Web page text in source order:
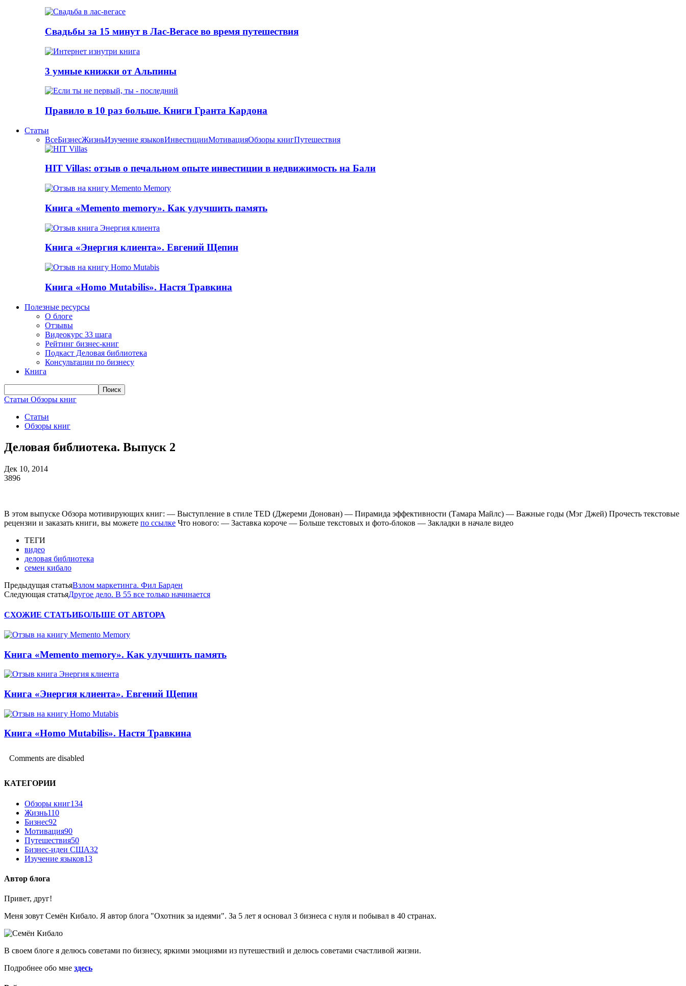
Свадьбы за 15 минут в Лас-Вегасе во время путешествия
3 умные книжки от Альпины
Правило в 10 раз больше. Книги Грантa Кардона
Статьи
ВсеБизнесЖизньИзучение языковИнвестицииМотивацияОбзоры книгПутешествия
HIT Villas: отзыв о печальном опыте инвестиции в недвижимость на Бали
Книга «Memento memory». Как улучшить память
Книга «Энергия клиента». Евгений Щепин
Книга «Homo Mutabilis». Настя Травкина
Полезные ресурсы
О блоге
Отзывы
Видеокурс 33 шага
Рейтинг бизнес-книг
Подкаст Деловая библиотека
Консультации по бизнесу
Книга
Статьи Обзоры книг
Статьи
Обзоры книг
Деловая библиотека. Выпуск 2
Дек 10, 2014
3896
В этом выпуске Обзора мотивирующих книг: — Выступление в стиле TED (Джереми Донован) — Пирамида эффективности (Тамара Майлс) — Важные годы (Мэг Джей) Прочесть текстовые
рецензии и заказать книги, вы можете по ссылке Что нового: — Заставка короче — Больше текстовых и фото-блоков — Закладки в начале видео
ТЕГИ
видео
деловая библиотека
семен кибало
Предыдущая статьяВзлом маркетинга. Фил Барден
Следующая статьяДругое дело. В 55 все только начинается
СХОЖИЕ СТАТЬИБОЛЬШЕ ОТ АВТОРА
Книга «Memento memory». Как улучшить память
Книга «Энергия клиента». Евгений Щепин
Книга «Homo Mutabilis». Настя Травкина
Comments are disabled
КАТЕГОРИИ
Обзоры книг134
Жизнь110
Бизнес92
Мотивация90
Путешествия50
Бизнес-идеи США32
Изучение языков13
Автор блога
Привет, друг!
Меня зовут Семён Кибало. Я автор блога "Охотник за идеями". За 5 лет я основал 3 бизнеса с нуля и побывал в 40 странах.
В своем блоге я делюсь советами по бизнесу, яркими эмоциями из путешествий и делюсь советами счастливой жизни.
Подробнее обо мне здесь